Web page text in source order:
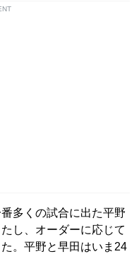
多くの試合に出た平野
し、オーダーに応じて
。平野と早田はいま24